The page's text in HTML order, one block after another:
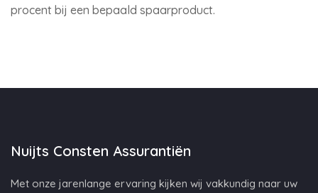
procent bij een bepaald spaarproduct.
Nuijts Consten Assurantiën
Met onze jarenlange ervaring kijken wij vakkundig naar uw